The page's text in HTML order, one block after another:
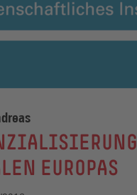
EUROPAS